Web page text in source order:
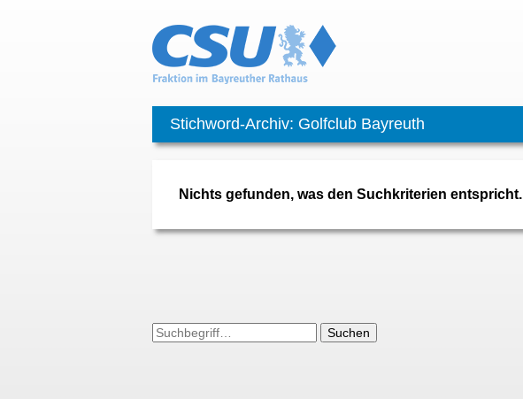
Stichword-Archiv: Golfclub Bayreuth
Nichts gefunden, was den Suchkriterien entspricht.
Suchen